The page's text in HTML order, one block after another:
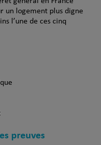
un logement plus digne
l’une de ces cinq
preuves